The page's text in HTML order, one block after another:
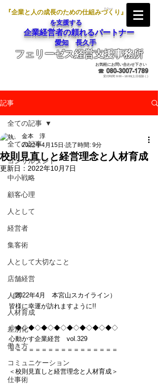
『企業と人の成長のための仕組みづくり』
を支援する
企業経営者の頼れるパートナー
愛知 長久手
フェリーゼス経営支援事務所
お気軽にお問い合わせ下さい
☎ 080-3007-1789
受付時間 9:00～18:00(土日祝除く)
記事
全ての記事
コンサルタント
中小戦略
顧客心理
人として
経営者
集客術
人として大切なこと
店舗経営
人間
人材育成
差別化
働き方
コミュニケーション
仕事術
全ての記事
校則見直しと経営理念と人材育成
金本 淳
2022年4月15日 読了時間: 9分
更新日： 2022年10月7日
（2022年4月　本宮山スカイライン）
皆様に幸運が訪れますように!!
◇◆◇◆◇◆◇◆◇◆◇◆◇◆◇◆◇
心動かす企業経営　vol.329
＝＝＝＝＝＝＝＝＝＝＝＝＝＝＝＝＝
＜校則見直しと経営理念と人材育成＞